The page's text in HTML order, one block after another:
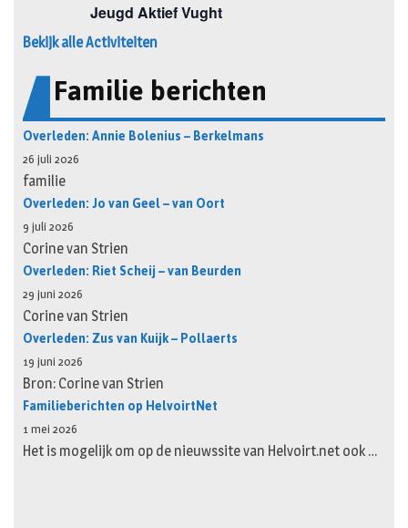
Bekijk alle Activiteiten
Familie berichten
Overleden: Annie Bolenius – Berkelmans
26 juli 2026
familie
Overleden: Jo van Geel – van Oort
9 juli 2026
Corine van Strien
Overleden: Riet Scheij – van Beurden
29 juni 2026
Corine van Strien
Overleden: Zus van Kuijk – Pollaerts
19 juni 2026
Bron: Corine van Strien
Familieberichten op HelvoirtNet
1 mei 2026
Het is mogelijk om op de nieuwssite van Helvoirt.net ook …